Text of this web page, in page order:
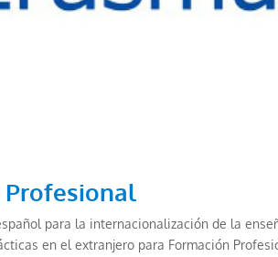
Profesional
para la internacionalización de la
en el extranjero para Formación